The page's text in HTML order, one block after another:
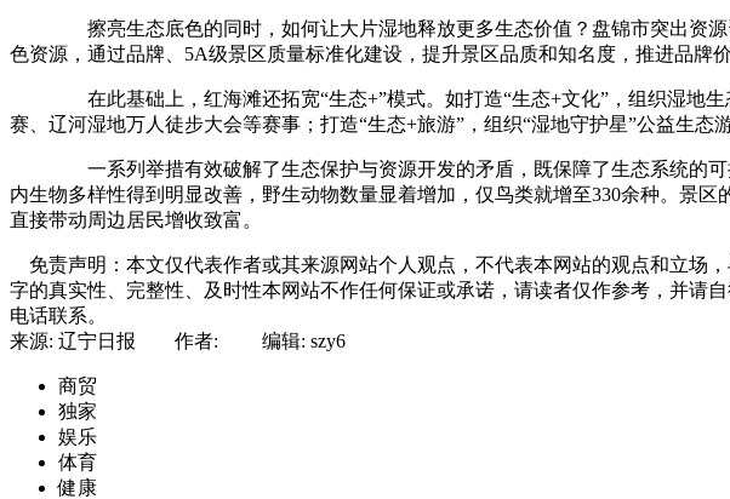
擦亮生态底色的同时，如何让大片湿地释放更多生态价值？盘锦市突出资源资
色资源，通过品牌、5A级景区质量标准化建设，提升景区品质和知名度，推进品牌价
在此基础上，红海滩还拓宽“生态+”模式。如打造“生态+文化”，组织湿地生
赛、辽河湿地万人徒步大会等赛事；打造“生态+旅游”，组织“湿地守护星”公益生
一系列举措有效破解了生态保护与资源开发的矛盾，既保障了生态系统的可持
内生物多样性得到明显改善，野生动物数量显着增加，仅鸟类就增至330余种。景
直接带动周边居民增收致富。
免责声明：本文仅代表作者或其来源网站个人观点，不代表本网站的观点和立场
字的真实性、完整性、及时性本网站不作任何保证或承诺，请读者仅作参考，并请
电话联系。
来源: 辽宁日报 作者: 编辑: szy6
商贸
独家
娱乐
体育
健康